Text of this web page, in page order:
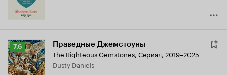
Рейтинг
Кинопоиска
7.6
7.6 Праведные Джемстоуны
The Righteous Gemstones, Сериал, 2019–2025
Dusty Daniels